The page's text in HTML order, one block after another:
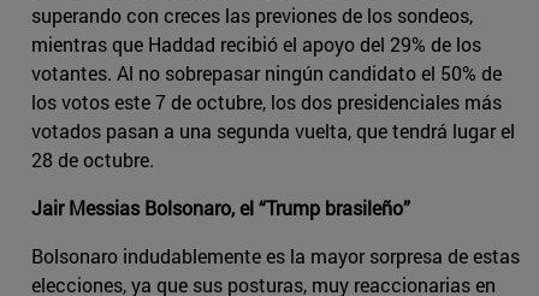
superando con creces las previones de los sondeos,
mientras que Haddad recibió el apoyo del 29% de los
votantes. Al no sobrepasar ningún candidato el 50% de
los votos este 7 de octubre, los dos presidenciales más
votados pasan a una segunda vuelta, que tendrá lugar el
28 de octubre.
Jair Messias Bolsonaro, el “Trump brasileño”
Bolsonaro indudablemente es la mayor sorpresa de estas
elecciones, ya que sus posturas, muy reaccionarias en